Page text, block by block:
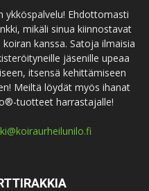
ykköspalvelu! Ehdottomasti
mikäli sinua kiinnostavat
kanssa. Satoja ilmaisia
jäsenille upeaa
itsensä kehittämiseen
Meiltä löydät myös ihanat
tuotteet harrastajalle!